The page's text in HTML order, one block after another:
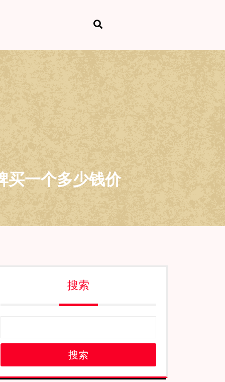
买一个多少钱价
搜索
搜索